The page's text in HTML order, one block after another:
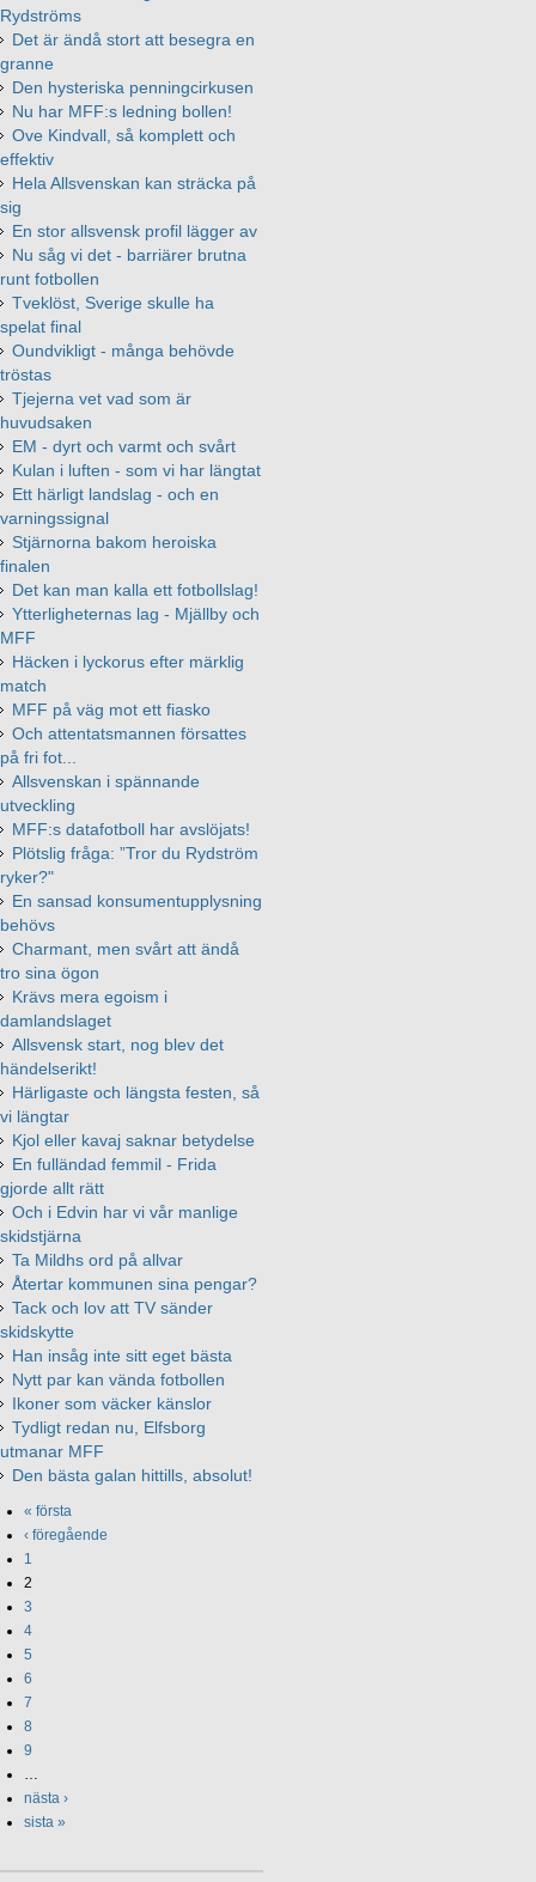
Rydströms
Det är ändå stort att besegra en
granne
Den hysteriska penningcirkusen
Nu har MFF:s ledning bollen!
Ove Kindvall, så komplett och
effektiv
Hela Allsvenskan kan sträcka på
sig
En stor allsvensk profil lägger av
Nu såg vi det - barriärer brutna
runt fotbollen
Tveklöst, Sverige skulle ha
spelat final
Oundvikligt - många behövde
tröstas
Tjejerna vet vad som är
huvudsaken
EM - dyrt och varmt och svårt
Kulan i luften - som vi har längtat
Ett härligt landslag - och en
varningssignal
Stjärnorna bakom heroiska
finalen
Det kan man kalla ett fotbollslag!
Ytterligheternas lag - Mjällby och
MFF
Häcken i lyckorus efter märklig
match
MFF på väg mot ett fiasko
Och attentatsmannen försattes
på fri fot...
Allsvenskan i spännande
utveckling
MFF:s datafotboll har avslöjats!
Plötslig fråga: ”Tror du Rydström
ryker?"
En sansad konsumentupplysning
behövs
Charmant, men svårt att ändå
tro sina ögon
Krävs mera egoism i
damlandslaget
Allsvensk start, nog blev det
händelserikt!
Härligaste och längsta festen, så
vi längtar
Kjol eller kavaj saknar betydelse
En fulländad femmil - Frida
gjorde allt rätt
Och i Edvin har vi vår manlige
skidstjärna
Ta Mildhs ord på allvar
Återtar kommunen sina pengar?
Tack och lov att TV sänder
skidskytte
Han insåg inte sitt eget bästa
Nytt par kan vända fotbollen
Ikoner som väcker känslor
Tydligt redan nu, Elfsborg
utmanar MFF
Den bästa galan hittills, absolut!
« första
‹ föregående
1
2
3
4
5
6
7
8
9
…
nästa ›
sista »